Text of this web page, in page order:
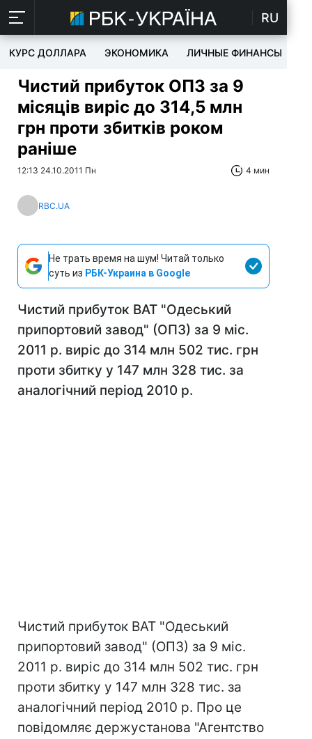
RU
КУРС ДОЛЛАРА ЭКОНОМИКА ЛИЧНЫЕ ФИНАНСЫ
Чистий прибуток ОПЗ за 9
місяців виріс до 314,5 млн
грн проти збитків роком
раніше
12:13 24.10.2011 Пн 4 мин
RBC.UA
Не трать время на шум! Читай только
суть из РБК-Украина в Google
Чистий прибуток ВАТ "Одеський
припортовий завод" (ОПЗ) за 9 міс.
2011 р. виріс до 314 млн 502 тис. грн
проти збитку у 147 млн 328 тис. за
аналогічний період 2010 р.
Чистий прибуток ВАТ "Одеський
припортовий завод" (ОПЗ) за 9 міс.
2011 р. виріс до 314 млн 502 тис. грн
проти збитку у 147 млн 328 тис. за
аналогічний період 2010 р. Про це
повідомляє держустанова "Агентство